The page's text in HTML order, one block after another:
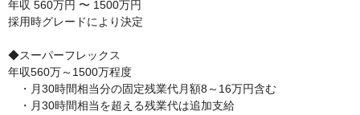
年収 560万円 〜 1500万円
採用時グレードにより決定
◆スーパーフレックス
年収560万～1500万程度
・月30時間相当分の固定残業代月額8～16万円含む
・月30時間相当を超える残業代は追加支給